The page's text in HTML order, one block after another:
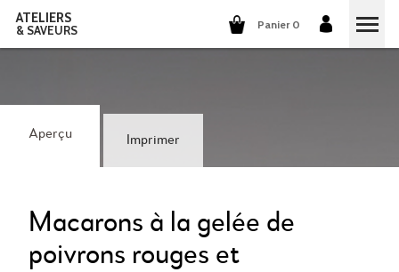
ATELIERS
& SAVEURS Panier 0
COURS DE COCKTAILS
DÉGUSTATIONS DE VINS
GROUPES ET ENTREPRISES
QUI SOMMES-NOUS?
Aperçu Imprimer
Macarons à la gelée de
poivrons rouges et